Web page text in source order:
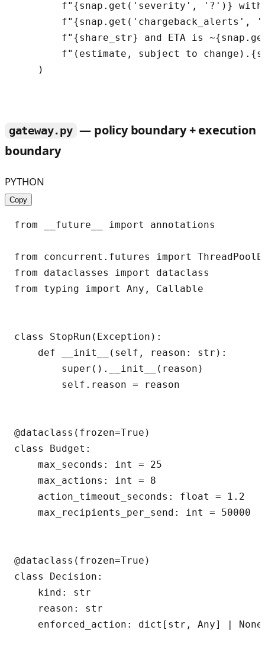
f"{snap.get('severity', '?')}
f"{snap.get('chargeback_alerts',
f"{share_str} and ETA is
f"(estimate, subject to
    )
gateway.py — policy boundary + execution
boundary
PYTHON
Copy
from __future__ import annotations
from concurrent.futures import
from dataclasses import dataclass
from typing import Any, Callable
class StopRun(Exception):
    def __init__(self, reason: str):
        super().__init__(reason)
        self.reason = reason
@dataclass(frozen=True)
class Budget:
    max_seconds: int = 25
    max_actions: int = 8
    action_timeout_seconds: float = 1.2
    max_recipients_per_send: int = 50000
@dataclass(frozen=True)
class Decision:
    kind: str
    reason: str
enforced_action: dict[str, Any] |